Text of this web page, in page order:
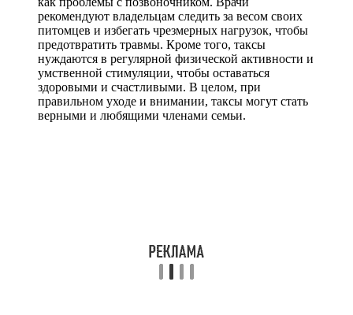
рекомендуют владельцам следить за весом своих
питомцев и избегать чрезмерных нагрузок, чтобы
предотвратить травмы. Кроме того, таксы
нуждаются в регулярной физической активности и
умственной стимуляции, чтобы оставаться
здоровыми и счастливыми. В целом, при
правильном уходе и внимании, таксы могут стать
верными и любящими членами семьи.